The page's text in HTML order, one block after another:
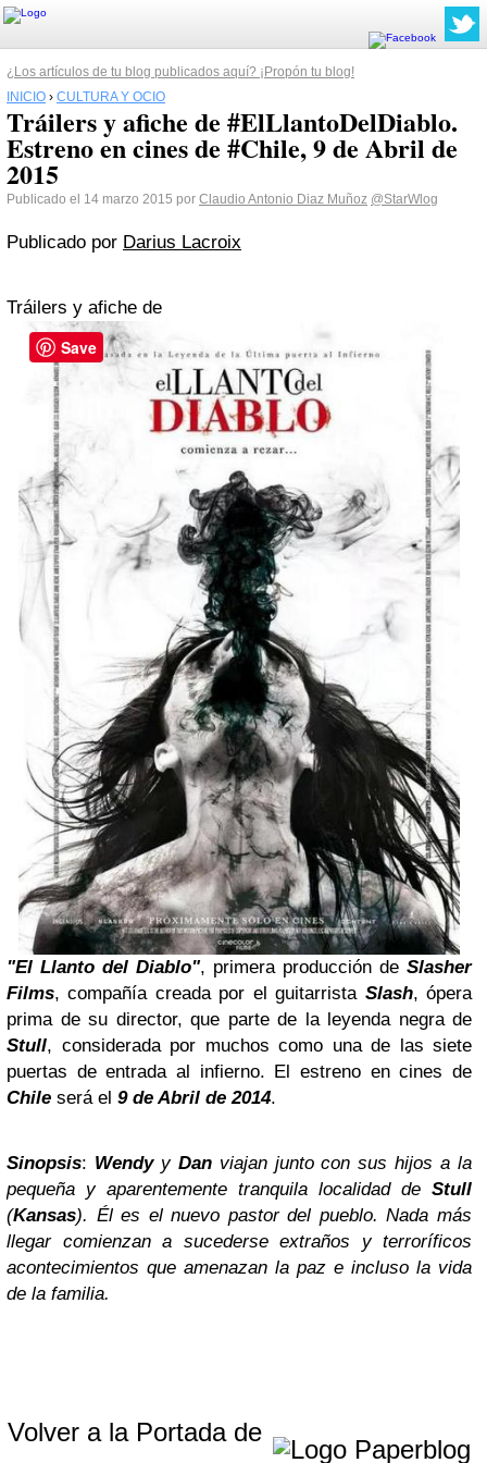
¿Los artículos de tu blog publicados aquí? ¡Propón tu blog!
INICIO › CULTURA Y OCIO
Tráilers y afiche de #ElLlantoDelDiablo.
Estreno en cines de #Chile, 9 de Abril de
2015
Publicado el 14 marzo 2015 por Claudio Antonio Diaz Muñoz @StarWlog
Publicado por Darius Lacroix
Tráilers y afiche de
"El Llanto del Diablo", primera producción de Slasher
Films, compañía creada por el guitarrista Slash, ópera
prima de su director, que parte de la leyenda negra de
Stull, considerada por muchos como una de las siete
puertas de entrada al infierno. El estreno en cines de
Chile será el 9 de Abril de 2014.
Sinopsis: Wendyy Danviajan junto con sus hijos a la
pequeña y aparentemente tranquila localidad de Stull
(Kansas). Él es el nuevo pastor del pueblo. Nada más
llegar comienzan a sucederse extraños y terroríficos
acontecimientos que amenazan la paz e incluso la vida
de la familia.
Volver a la Portada de
Save